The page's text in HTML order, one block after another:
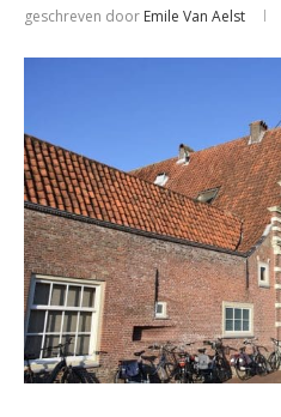
geschreven door Emile Van Aelst